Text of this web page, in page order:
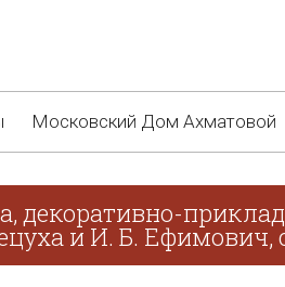
Московский Дом Ахматовой
и И. Б. Ефимович,